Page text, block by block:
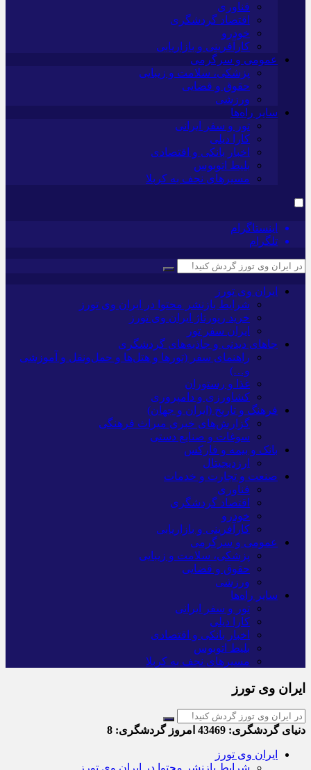
فناوری
اقتصاد گردشگری
خودرو
کارآفرینی و بازاریابی
عمومی و سرگرمی
پزشکی، سلامت و زیبایی
حقوق و قضایی
ورزشی
سایر راه‌ها
تور و سفر ایرانی
کارا دیلی
اخبار بانکی و اقتصادی
بلیط اتوبوس
مسیرهای نجف به کربلا
اینستاگرام
تلگرام
ایران وی تورز
شرایط بازنشر محتوا در ایران وی تورز
خرید رپورتاژ ایران وی تورز
ایران سفر تور
جاهای دیدنی و جاذبه‌های گردشگری
راهنمای سفر (تورها و هتل‌ها و حمل‌و‌نقل و آموزشی
و…)
غذا و رستوران
کشاورزی و دامپروری
فرهنگ و تاریخ (ایران و جهان)
گزارش‌های خبری میراث فرهنگی
سوغات و صنایع دستی
بانک و بیمه و فارکس
ارزدیجیتال
صنعت و تجارت و خدمات
فناوری
اقتصاد گردشگری
خودرو
کارآفرینی و بازاریابی
عمومی و سرگرمی
پزشکی، سلامت و زیبایی
حقوق و قضایی
ورزشی
سایر راه‌ها
تور و سفر ایرانی
کارا دیلی
اخبار بانکی و اقتصادی
بلیط اتوبوس
مسیرهای نجف به کربلا
ایران وی تورز
دنیای گردشگری: امروز گردشگری:
ایران وی تورز